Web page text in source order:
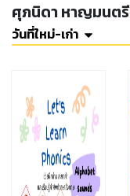
ศุภนิดา หาญมนตรี
วันที่ใหม่-เก่า